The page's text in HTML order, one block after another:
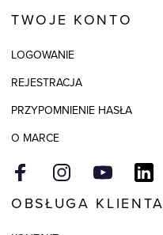
Składy podszewek
Model
Kolor
TWOJE KONTO
LOGOWANIE
REJESTRACJA
PRZYPOMNIENIE HASŁA
O MARCE
OBSŁUGA KLIENTA